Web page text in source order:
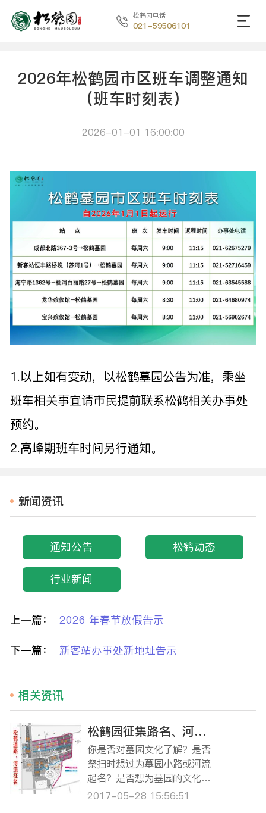
松鹤园电话
021-59506101
2026年松鹤园市区班车调整通知
（班车时刻表）
2026-01-01 16:00:00
1.以上如有变动，以松鹤墓园公告为准，乘坐
班车相关事宜请市民提前联系松鹤相关办事处
预约。
2.高峰期班车时间另行通知。
新闻资讯
通知公告 松鹤动态
行业新闻
上一篇： 2026 年春节放假告示
下一篇： 新客站办事处新地址告示
相关资讯
松鹤园征集路名、河名活动开始啦！ ‘由你说了算’ ——命名征集令
你是否对墓园文化了解？是否
祭扫时想过为墓园小路或河流
起名？是否想为墓园的文化建
设增添一份力量？那就请不要
2017-05-28 15:56:51